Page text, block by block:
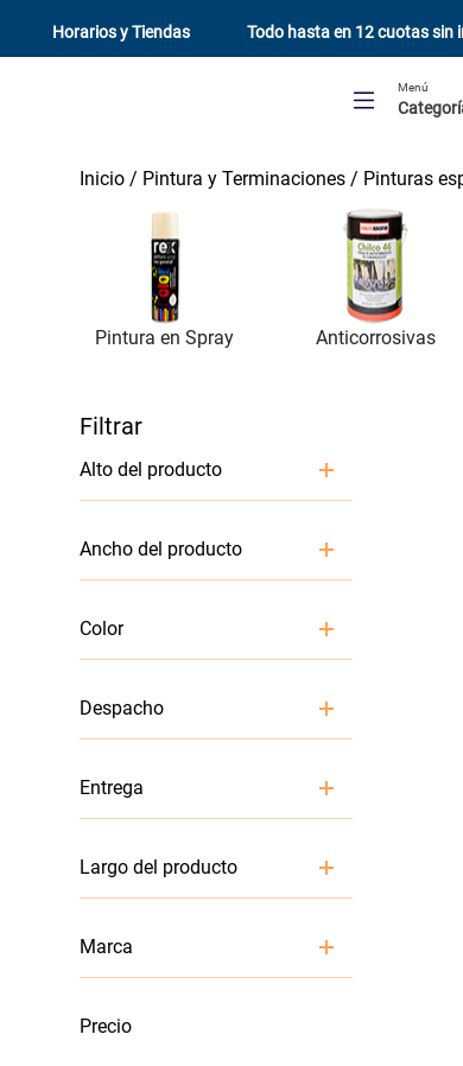
Horarios y Tiendas Todo hasta en 12 cuotas sin
Menú
Pintura y Terminaciones Pinturas
Pintura en Spray Anticorrosivas
Alto del producto
Ancho del producto
Color
Despacho
Entrega
Largo del producto
Marca